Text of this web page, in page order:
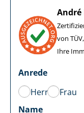
André
von
Ihre
Anrede
Herr
Frau
Name